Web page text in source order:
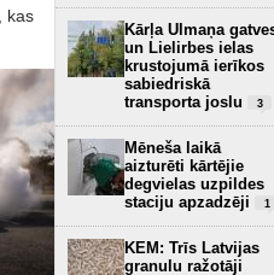
kas
Kārļa Ulmaņa
un Lielirbes ielas
krustojumā ierīkos
sabiedriskā
transporta joslu
3
Mēneša laikā
aizturēti kārtējie
degvielas uzpildes
staciju apzadzēji
1
KEM: Trīs Latvijas
granulu ražotāji